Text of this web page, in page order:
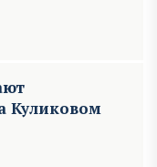
Куликовом